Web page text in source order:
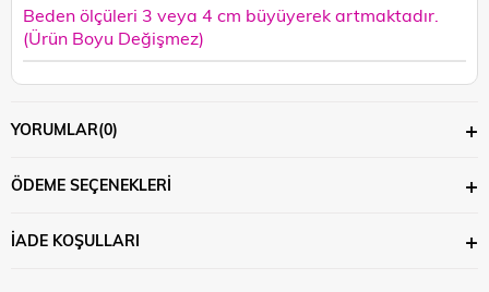
Beden ölçüleri 3 veya 4 cm büyüyerek artmaktadır.
(Ürün Boyu Değişmez)
YORUMLAR(0)
ÖDEME SEÇENEKLERI
İADE KOŞULLARI